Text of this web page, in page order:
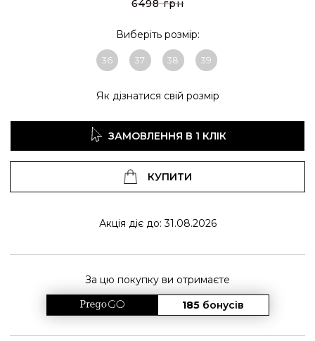
6498 грн
Виберіть розмір:
36 37 38 39
Як дізнатися свій розмір
ЗАМОВЛЕННЯ В 1 КЛІК
КУПИТИ
Акція діє до: 31.08.2026
За цю покупку ви отримаєте
185 бонусів